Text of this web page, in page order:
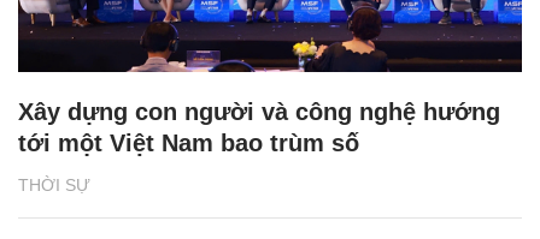
THỜI SỰ
Xây dựng con người và công nghệ hướng
tới một Việt Nam bao trùm số